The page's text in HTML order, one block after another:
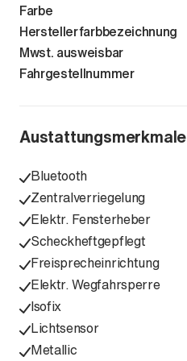
Farbe
Herstellerfarbbezeichnung
Mwst. ausweisbar
Fahrgestellnummer
Austattungsmerkmale
Bluetooth
Zentralverriegelung
Elektr. Fensterheber
Scheckheftgepflegt
Freisprecheinrichtung
Elektr. Wegfahrsperre
Isofix
Lichtsensor
Metallic